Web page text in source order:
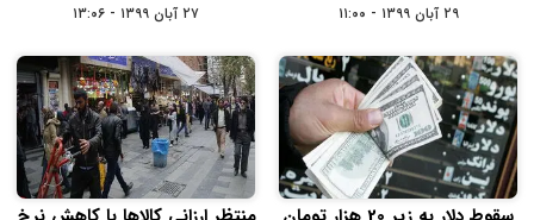
۲۹ آبان ۱۳۹۹ - ۱۱:۰۰ ۲۷ آبان ۱۳۹۹ - ۱۳:۰۶